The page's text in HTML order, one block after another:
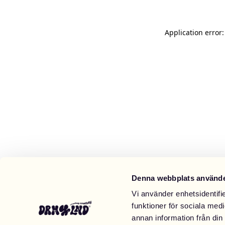
Denna webbplats
Vi använder
funktioner för sociala
annan information från
Application